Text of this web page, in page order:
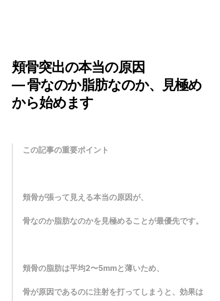
頬骨突出の本当の原因
— 骨なのか脂肪なのか、見極め
から始めます
この記事の重要ポイント
頬骨が張って見える本当の原因が、
骨なのか脂肪なのかを見極めることが最優先です。
頬骨の脂肪は平均2〜5mmと薄いため、
骨が原因であるのに注射を打ってしまうと、効果は